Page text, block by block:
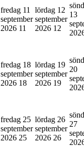
fredag 11
september
2026 11
lördag 12
september
2026 12
13
fredag 18
september
2026 18
lördag 19
september
2026 19
20
fredag 25
september
2026 25
lördag 26
september
2026 26
27